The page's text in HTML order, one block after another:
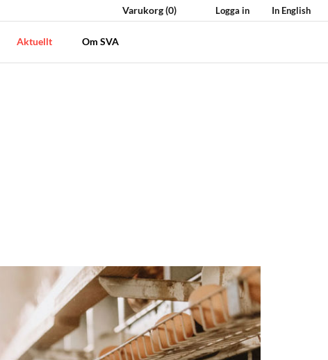
Varukorg(0) Logga in In English
Aktuellt Om SVA